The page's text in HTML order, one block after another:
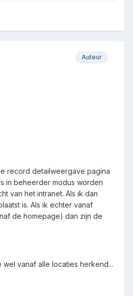
Auteur
record detailweergave pagina
in beheerder modus worden
van het intranet. Als ik dan
is. Als ik echter vanaf
de homepage) dan zijn de
vanaf alle locaties herkend...